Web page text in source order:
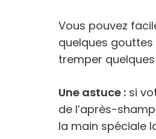
Vous pouvez
quelques
tremper
Une astuce : si
de l’après-
la main spéciale